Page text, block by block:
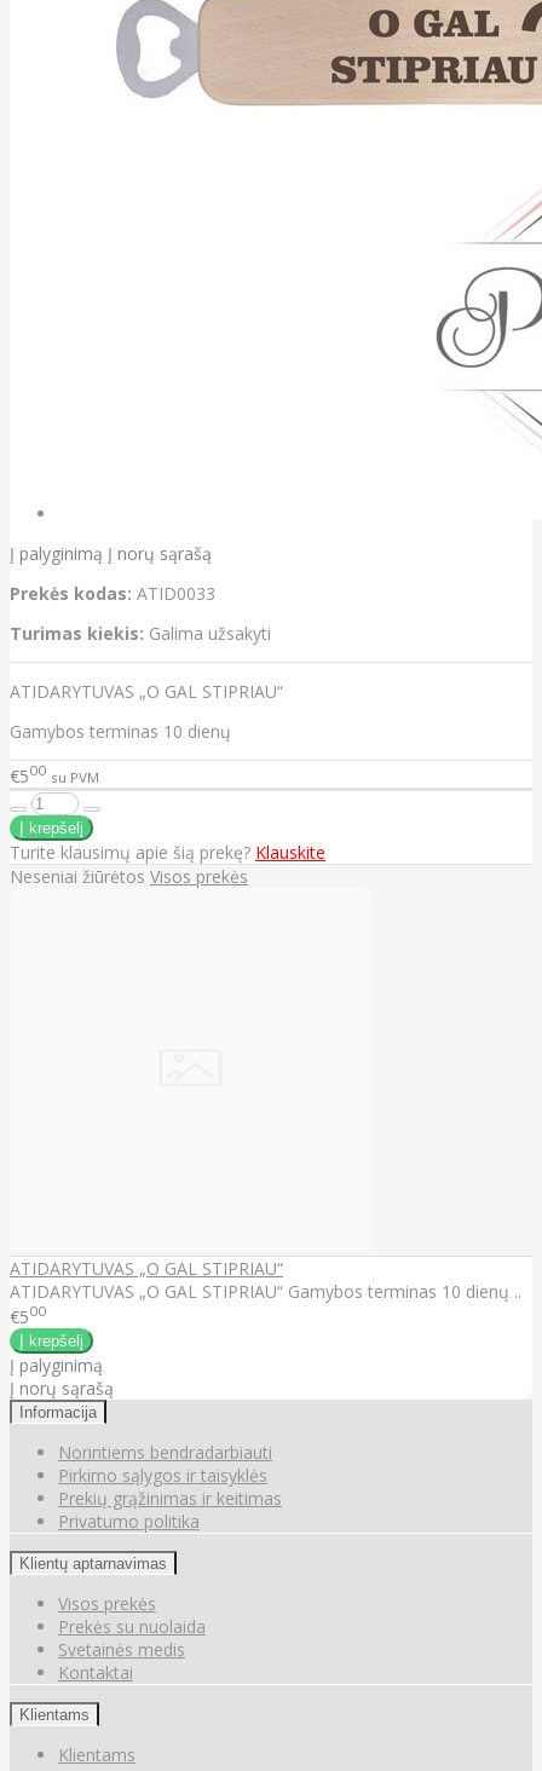
Į palyginimą Į norų sąrašą
Prekės kodas: ATID0033
Turimas kiekis: Galima užsakyti
ATIDARYTUVAS „O GAL STIPRIAU“
Gamybos terminas 10 dienų
€500 su PVM
Turite klausimų apie šią prekę? Klauskite
Neseniai žiūrėtos Visos prekės
ATIDARYTUVAS „O GAL STIPRIAU“
ATIDARYTUVAS „O GAL STIPRIAU“ Gamybos terminas 10 dienų ..
€500
Į palyginimą
Į norų sąrašą
Informacija
Norintiems bendradarbiauti
Pirkimo sąlygos ir taisyklės
Prekių grąžinimas ir keitimas
Privatumo politika
Klientų aptarnavimas
Visos prekės
Prekės su nuolaida
Svetainės medis
Kontaktai
Klientams
Klientams